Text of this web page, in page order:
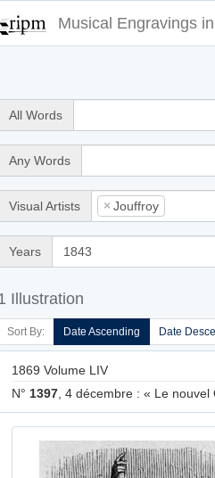
Musical Engravings in
All Words
Any Words
Visual Artists × Jouffroy
Years 1843
Illustration
Sort By: Date Ascending Date
1869 Volume LIV
N° 1397 , 4 décembre : « Le